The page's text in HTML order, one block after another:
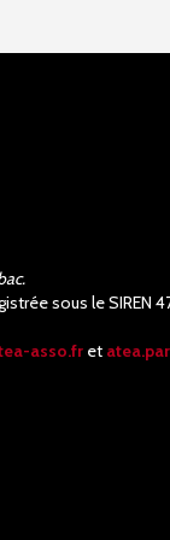
sous le SIREN
asso.fret